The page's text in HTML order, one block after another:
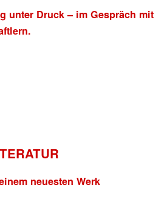
unter Druck – im Gespräch mit
neuesten Werk